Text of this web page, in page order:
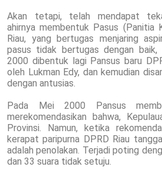
Akan tetapi, telah mendapat
ahirnya membentuk Pasus (Panitia
Riau, yang bertugas menjaring
pasus tidak bertugas dengan
2000 dibentuk lagi Pansus baru
oleh Lukman Edy, dan kemudian
dengan antusias.
Pada Mei 2000 Pansus
merekomendasikan bahwa,
Provinsi. Namun, ketika
kerapat paripurna DPRD Riau
adalah penolakan. Terjadi poting
dan 33 suara tidak setuju.